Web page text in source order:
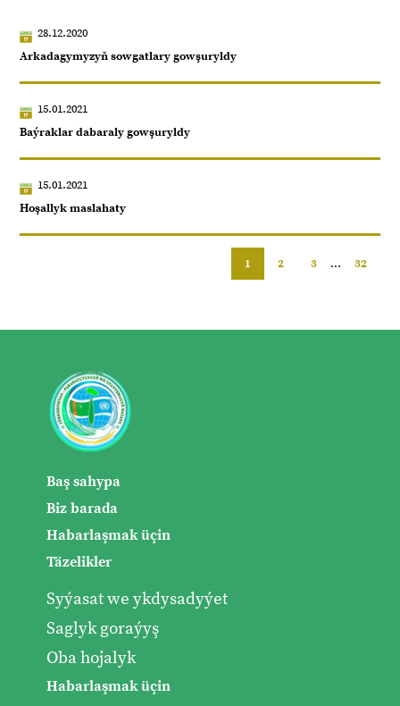
28.12.2020
Arkadagymyzyň sowgatlary gowşuryldy
15.01.2021
Baýraklar dabaraly gowşuryldy
15.01.2021
Hoşallyk maslahaty
1 2 3 ... 32
Baş sahypa
Biz barada
Habarlaşmak üçin
Täzelikler
Syýasat we ykdysadyýet
Saglyk goraýyş
Oba hojalyk
Habarlaşmak üçin